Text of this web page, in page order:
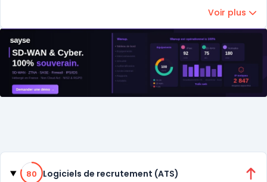
Voir plus
Catégories
80% de compatibilité
80 Logiciels de recrutement (ATS)